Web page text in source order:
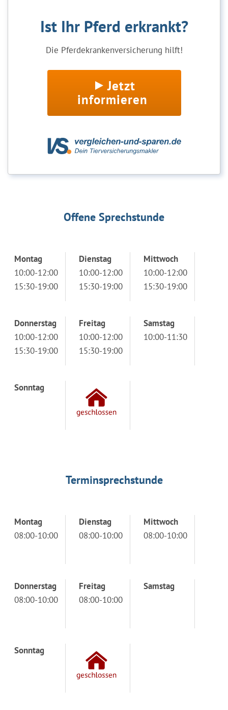
Ist Ihr Pferd erkrankt?
Die Pferdekrankenversicherung hilft!
Jetzt
informieren
Offene Sprechstunde
Montag
10:00-12:00
15:30-19:00
Dienstag
10:00-12:00
15:30-19:00
Mittwoch
10:00-12:00
15:30-19:00
Donnerstag
10:00-12:00
15:30-19:00
Freitag
10:00-12:00
15:30-19:00
Samstag
10:00-11:30
Sonntag
Terminsprechstunde
Montag
08:00-10:00
Dienstag
08:00-10:00
Mittwoch
08:00-10:00
Donnerstag
08:00-10:00
Freitag
08:00-10:00
Samstag
Sonntag